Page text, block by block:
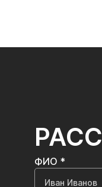
ФИО *